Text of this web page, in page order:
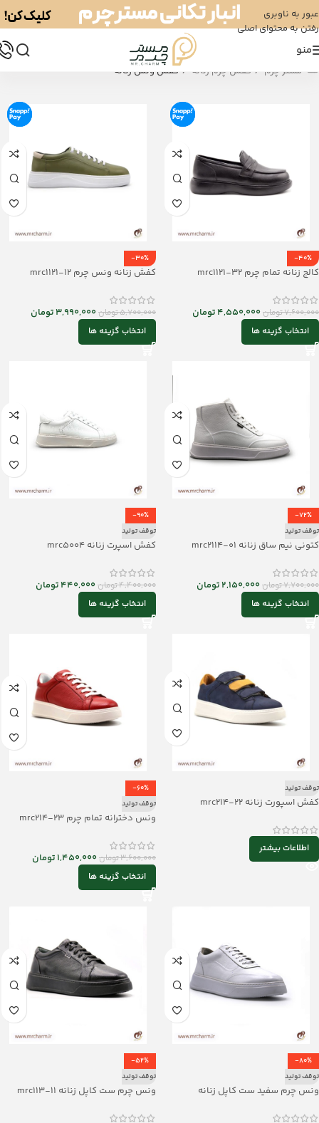
عبور به ناوبری
رفتن به محتوای اصلی
منو
مستر چرم / کفش چرم زنانه /کفش ونس زنانه
-40%
کالج زنانه تمام چرم mrc1121-32
7,600,000تومان4,550,000تومان
انتخاب گزینه ها
-30%
کفش زنانه ونس چرم mrc1121-12
5,700,000تومان3,990,000تومان
انتخاب گزینه ها
-72%
توقف تولید
کتونی نیم ساق زنانه mrc2114-01
7,700,000تومان2,150,000تومان
انتخاب گزینه ها
-90%
توقف تولید
کفش اسپرت زنانه mrc5004
4,400,000تومان440,000تومان
انتخاب گزینه ها
توقف تولید
کفش اسپورت زنانه mrc214-22
اطلاعات بیشتر
-60%
توقف تولید
ونس دخترانه تمام چرم mrc214-23
3,600,000تومان1,450,000تومان
انتخاب گزینه ها
-80%
توقف تولید
ونس چرم سفید ست کاپل زنانه
-52%
توقف تولید
ونس چرم ست کاپل زنانه mrc113-11